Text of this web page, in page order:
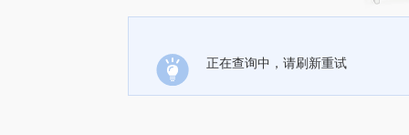
正在查询中，请刷新重试